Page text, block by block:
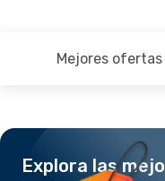
Mejores ofertas
Explora las